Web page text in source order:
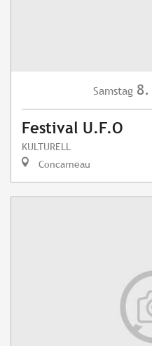
Samstag 8.
Festival U.F.O
KULTURELL
Concarneau